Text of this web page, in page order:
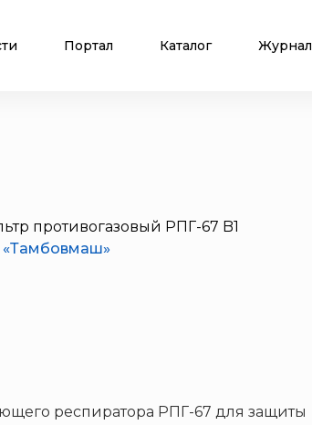
Портал Каталог Журнал
противогазовый РПГ-67 B1
респиратора РПГ-67 для защиты